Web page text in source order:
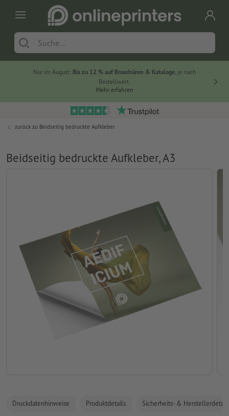
Nur im August: Bis zu 12 % auf Broschüren & Kataloge, je nach
Bestellwert.
Mehr erfahren
zurück zu Beidseitig bedruckte Aufkleber
Beidseitig bedruckte Aufkleber, A3
Druckdatenhinweise Produktdetails Sicherheits- &